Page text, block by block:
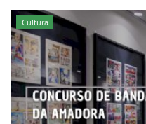
Cultura